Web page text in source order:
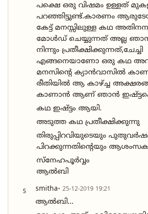
പക്ഷെ ഒരു വിഷമം ഉള്ളത്
പറഞ്ഞിട്ടുണ്ട്.കാരണം
കേട്ട് മനസ്സിലുള്ള കഥ
മോൾഡ് ചെയ്യുന്നത് അല്ല ഞാൻ
നിന്നും പ്രതീക്ഷിക്കുന്നത്,ചേച്ചി
എങ്ങനെയാണോ ഒരു കഥ
മനസിന്റെ ക്യാൻവാസിൽ
രീതിയിൽ ആ കാഴ്ച്ച
കാണാൻ ആണ് ഞാൻ
കഥ ഇഷ്ട്ടം ആയി.
അടുത്ത കഥ പ്രതീക്ഷിക്കുന്നു
തിരുപ്പിറവിയുടെയും
പിറക്കുന്നതിന്റെയും
സ്നേഹപൂർവ്വം
ആൽബി
S smitha• 25-12-2019 19:21
ആൽബി...